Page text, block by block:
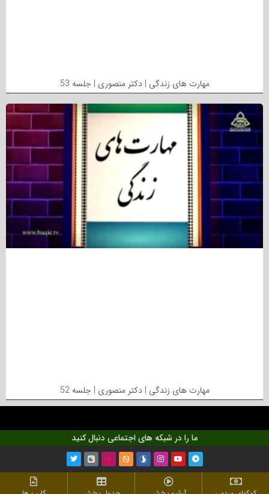
مهارت های زندگی | دکتر منصوری | جلسه 53
مهارت های زندگی | دکتر منصوری | جلسه 52
ما را در شبکه های اجتماعی دنبال کنید